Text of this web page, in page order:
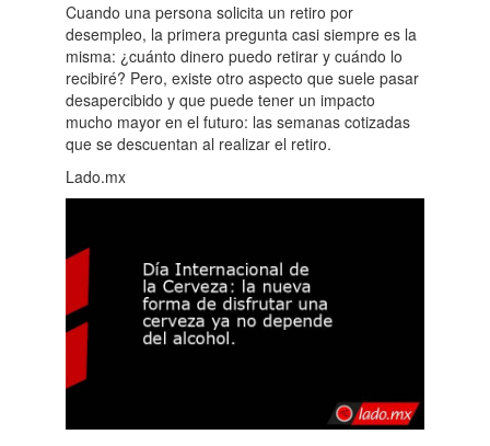
Cuando una persona solicita un retiro por
desempleo, la primera pregunta casi siempre es la
misma: ¿cuánto dinero puedo retirar y cuándo lo
recibiré? Pero, existe otro aspecto que suele pasar
desapercibido y que puede tener un impacto
mucho mayor en el futuro: las semanas cotizadas
que se descuentan al realizar el retiro.
Lado.mx